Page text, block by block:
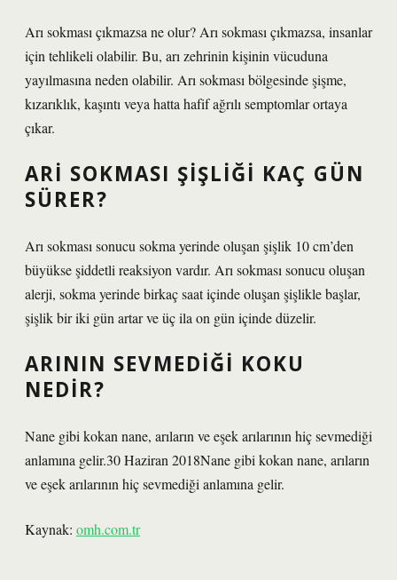
Arı sokması çıkmazsa ne olur? Arı sokması çıkmazsa, insanlar
için tehlikeli olabilir. Bu, arı zehrinin kişinin vücuduna
yayılmasına neden olabilir. Arı sokması bölgesinde şişme,
kızarıklık, kaşıntı veya hatta hafif ağrılı semptomlar ortaya
çıkar.
ARI SOKMASI ŞIŞLIĞI KAÇ GÜN
SÜRER?
Arı sokması sonucu sokma yerinde oluşan şişlik 10 cm’den
büyükse şiddetli reaksiyon vardır. Arı sokması sonucu oluşan
alerji, sokma yerinde birkaç saat içinde oluşan şişlikle başlar,
şişlik bir iki gün artar ve üç ila on gün içinde düzelir.
ARININ SEVMEDIĞI KOKU
NEDIR?
Nane gibi kokan nane, arıların ve eşek arılarının hiç sevmediği
anlamına gelir.30 Haziran 2018Nane gibi kokan nane, arıların
ve eşek arılarının hiç sevmediği anlamına gelir.
Kaynak: omh.com.tr